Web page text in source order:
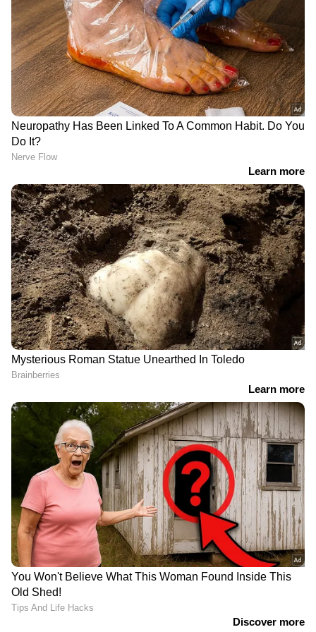
2.പര്‍ച്ചേസ് കവറേജ്
DOWNLOAD APP
RECOMMENDED STORIES
10 ൽ 7 പേരും
തിരഞ്ഞെടുക്കുന്നത് ഈ
വഴി! ആരോഗ്യ
ഇൻഷുറൻസിൽ കൂടുതൽ
പേർക്കും താൽപര്യം
ക്യാഷ്‌ലസ് ക്ലെയിമെന്ന്
റിപ്പോർട്ട്
മുന്നറിയിപ്പുമായി
ആർബിഐ! 'ഈ സ്ഥിതി
തുടർന്നാൽ രാജ്യത്തിന്റെ
സാമ്പത്തിക വളർച്ചക്ക്
ഭീഷണിയാകും', എല്‍
നിനോ ഭീതിയില്‍ കാര്‍ഷിക
മേഖല
അമേരിക്കയിൽ കനത്ത
തിരിച്ചടി; എല്ലാം
അവസാനിച്ചെന്ന് കരുതി
നിൽക്കെ, കേസ്
തള്ളാനാവാത്തതെന്ന്
ബ്രൂക്ലിന്‍ കോടതി;
വിശദീകരണം തേടി
രണ്ട് വർഷത്തിനിടെ 200
തവണ! സുഡാൻ
യുദ്ധത്തിന്
ആയുധമെത്തിച്ച ഇന്ത്യൻ
കമ്പനിക്കും സിഇഒയ്ക്കും
ഉപരോധം ഏർപ്പെടുത്തി
അമേരിക്ക